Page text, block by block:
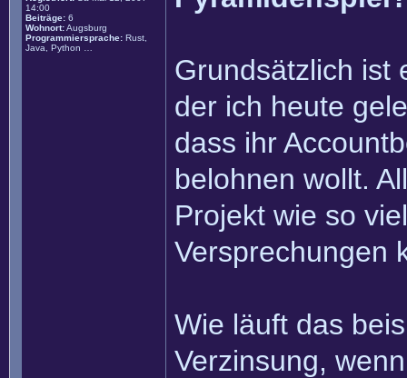
14:00
Beiträge: 6
Wohnort:Augsburg
Programmiersprache: Rust,
Java, Python …
Grundsätzlich ist
der ich heute
dass ihr
belohnen wollt.
Projekt wie so
Versprechungen
Wie läuft das
Verzinsung,